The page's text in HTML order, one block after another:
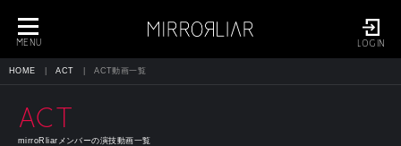
LOGIN
toggle
navigation
MENU
HOME ACT ACT動画一覧
ACT
mirroRliarメンバーの演技動画一覧